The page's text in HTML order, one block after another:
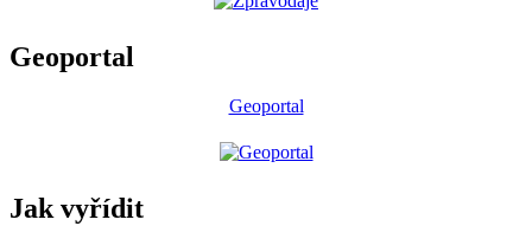
Geoportal
Geoportal
Jak vyřídit